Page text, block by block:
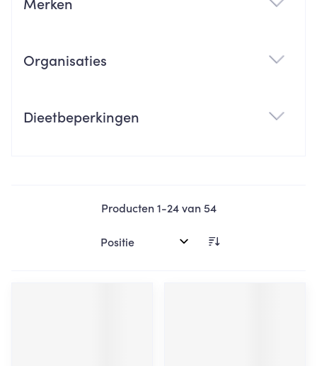
Organisaties
Dieetbeperkingen
Producten1-24van54
Sorteer op: